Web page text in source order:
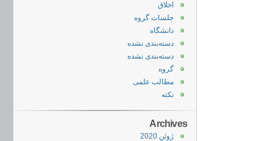
اخلاق
جلسات گروه
دانشگاه
دسته‌بندی نشده
دسته‌بندی نشده
گروه
مطالب علمی
نکته
Archives
ژوئن 2020